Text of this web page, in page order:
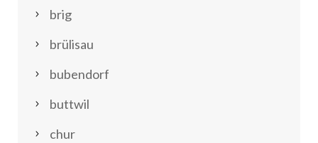
brig
brülisau
bubendorf
buttwil
chur